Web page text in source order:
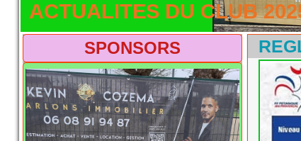
ACTUALITES DU CLUB
SPONSORS